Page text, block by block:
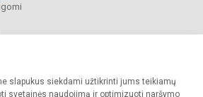
slapukus siekdami užtikrinti jums teikiamų
svetainės naudojimą ir optimizuoti naršymo
gimnazija. Visos teisės saugomos.
gimnazijos sutikimo griežtai draudžiama.